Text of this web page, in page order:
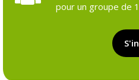
pour un groupe de
Objectifs de la
Appréhendez les